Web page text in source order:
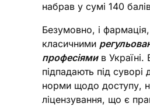
набрав у сумі 140
Безумовно, і
класичними
професіямив Україні.
підпадають під суворі
норми щодо доступу,
ліцензування, що є